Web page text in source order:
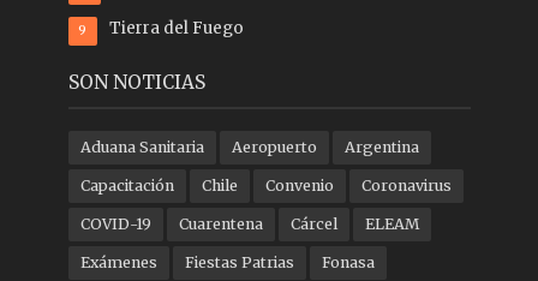
Tierra del Fuego
9
SON NOTICIAS
Aduana Sanitaria Aeropuerto Argentina
Capacitación Chile Convenio Coronavirus
COVID-19 Cuarentena Cárcel ELEAM
Exámenes Fiestas Patrias Fonasa